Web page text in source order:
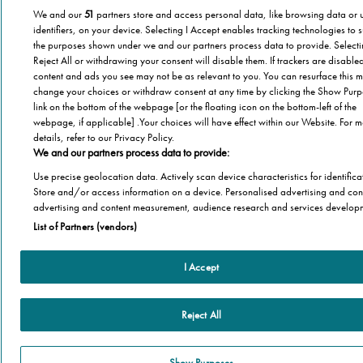
Agevolazioni
Casa
Barriere Architettoniche
Terza Età
Stannah
Famiglia
Stannah Racconta
Cookie Policy
Privacy Policy
Altre informazioni
Che cos’è il blog
Autori
Il libro
Chi Siamo
Stannah sito
Stannah @ 2026
We and our51 partners store and access personal data, like browsing data or
identifiers, on your device. Selecting I Accept enables tracking technologies to
the purposes shown under we and our partners process data to provide.
Reject All or withdrawing your consent will disable them. If trackers are
content and ads you see may not be as relevant to you. You can resurface this
change your choices or withdraw consent at any time by clicking the Show
link on the bottom of the webpage [or the floating icon on the bottom-left of the
webpage, if applicable] .Your choices will have effect within our Website. For
details, refer to our Privacy Policy.
We and our partners process data to provide:
Use precise geolocation data. Actively scan device characteristics for
Store and/or access information on a device. Personalised advertising and
advertising and content measurement, audience research and services
List of Partners (vendors)
I Accept
Reject All